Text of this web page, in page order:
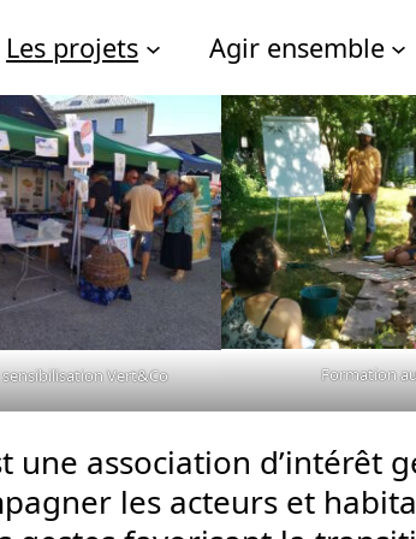
Les projets Agir ensemble
Vert&Co Formation
une association d’intérêt
les acteurs et